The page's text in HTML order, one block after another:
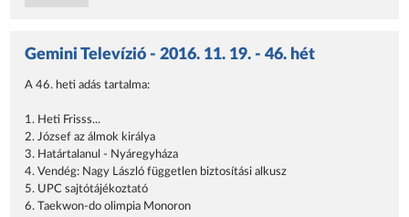
Gemini Televízió - 2016. 11. 19. - 46. hét
A 46. heti adás tartalma:
1. Heti Frisss...
2. József az álmok királya
3. Határtalanul - Nyáregyháza
4. Vendég: Nagy László független biztosítási alkusz
5. UPC sajtótájékoztató
6. Taekwon-do olimpia Monoron